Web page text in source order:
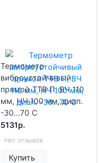
Термометр
виброустойчивый
прямой ТТВ П, ВЧ 110
мм, НЧ 100 мм, диап.
-30…70 С
5131р.
Нет отзывов
Купить